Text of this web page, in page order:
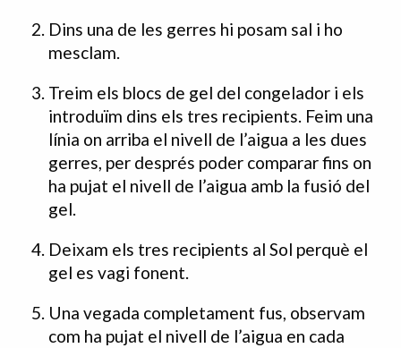
Dins una de les gerres hi posam sal i ho
mesclam.
Treim els blocs de gel del congelador i els
introduïm dins els tres recipients. Feim una
línia on arriba el nivell de l’aigua a les dues
gerres, per després poder comparar fins on
ha pujat el nivell de l’aigua amb la fusió del
gel.
Deixam els tres recipients al Sol perquè el
gel es vagi fonent.
Una vegada completament fus, observam
com ha pujat el nivell de l’aigua en cada